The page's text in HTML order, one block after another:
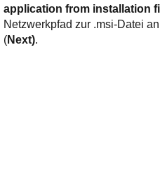
application from installation
Netzwerkpfad zur .msi-Datei
(Next).